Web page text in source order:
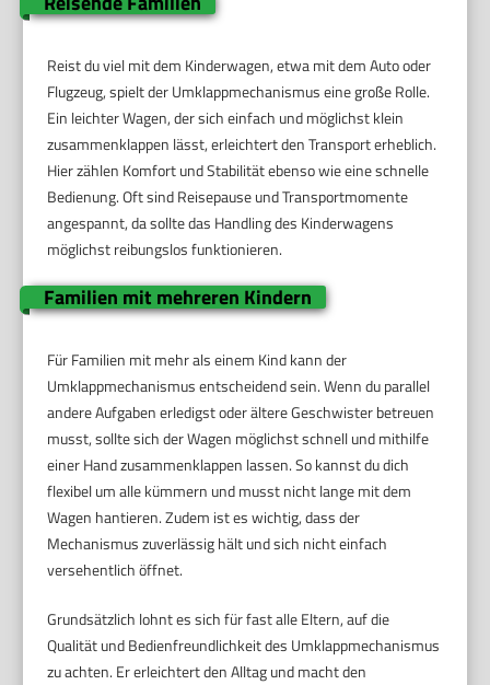
Reist du viel mit dem Kinderwagen, etwa mit dem Auto oder
Flugzeug, spielt der Umklappmechanismus eine große Rolle.
Ein leichter Wagen, der sich einfach und möglichst klein
zusammenklappen lässt, erleichtert den Transport erheblich.
Hier zählen Komfort und Stabilität ebenso wie eine schnelle
Bedienung. Oft sind Reisepause und Transportmomente
angespannt, da sollte das Handling des Kinderwagens
möglichst reibungslos funktionieren.
Familien mit mehreren Kindern
Für Familien mit mehr als einem Kind kann der
Umklappmechanismus entscheidend sein. Wenn du parallel
andere Aufgaben erledigst oder ältere Geschwister betreuen
musst, sollte sich der Wagen möglichst schnell und mithilfe
einer Hand zusammenklappen lassen. So kannst du dich
flexibel um alle kümmern und musst nicht lange mit dem
Wagen hantieren. Zudem ist es wichtig, dass der
Mechanismus zuverlässig hält und sich nicht einfach
versehentlich öffnet.
Grundsätzlich lohnt es sich für fast alle Eltern, auf die
Qualität und Bedienfreundlichkeit des Umklappmechanismus
zu achten. Er erleichtert den Alltag und macht den